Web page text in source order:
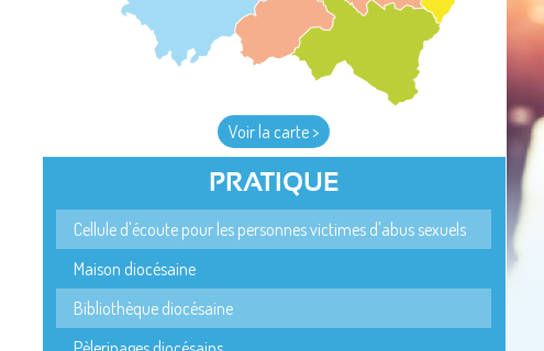
Voir la carte >
PRATIQUE
Cellule d'écoute pour les personnes victimes d'abus sexuels
Maison diocésaine
Bibliothèque diocésaine